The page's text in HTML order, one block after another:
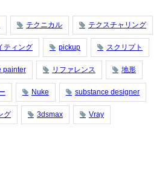
テクニカル テクスチャリング
ティング pickup スクリプト
painter リファレンス 地形
Nuke substance designer
グ 3dsmax Vray